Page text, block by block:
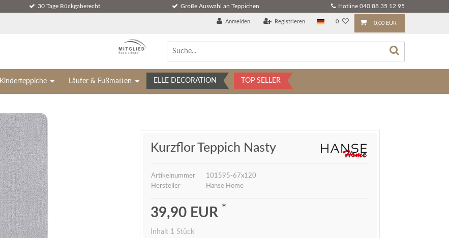
30 Tage Rückgaberecht Große Auswahl an Teppichen Hotline 040 88 35 12 95
Anmelden Registrieren 0 0,00 EUR
Kinderteppiche Läufer & Fußmatten ELLE DECORATION TOP SELLER
Kurzflor Teppich Nasty
Artikelnummer
101595-67x120
Hersteller
Hanse Home
39,90 EUR *
Inhalt 1 Stück